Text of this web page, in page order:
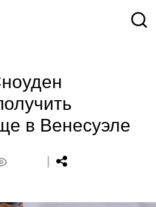
в Венесуэле